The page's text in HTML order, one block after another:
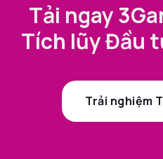
Tải ngay
Tích lũy Đầu
Trải nghiệm